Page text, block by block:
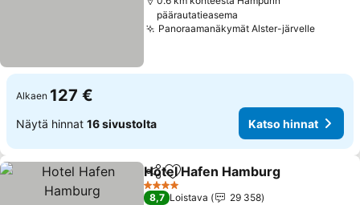
päärautatieasema
Panoraamanäkymät Alster-järvelleKatso
Alkaen 127 €
Näytä hinnat 16 sivustolta Katso hinnat
Jaa Lisää suosikkeihin
Hotel Hafen Hamburg
4 Tähtiluokitus
8,7 Loistava
29 358